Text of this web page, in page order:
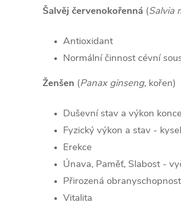
Šalvěj červenokořenná (Salvia
Antioxidant
Normální činnost cévní
Ženšen (Panax ginseng, kořen)
Duševní stav a výkon
Fyzický výkon a stav -
Erekce
Únava, Paměť, Slabost -
Přirozená
Vitalita